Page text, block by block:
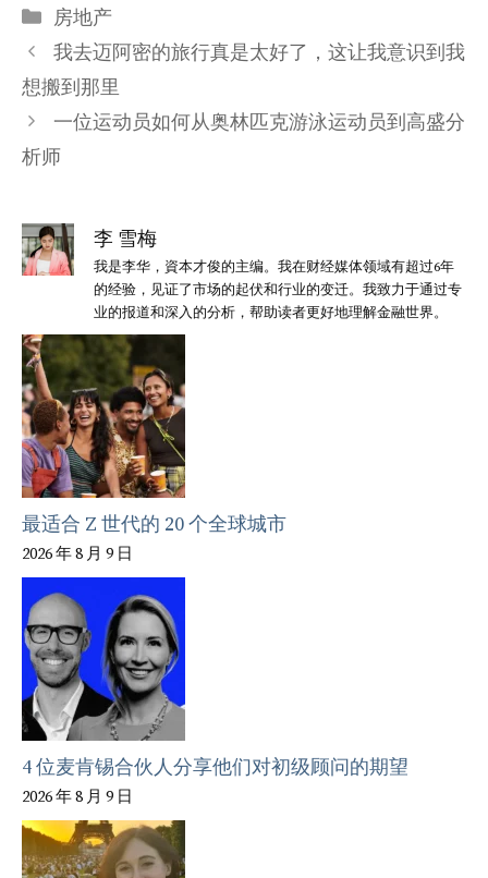
分
类
房地产
我去迈阿密的旅行真是太好了，这让我意识到我
想搬到那里
一位运动员如何从奥林匹克游泳运动员到高盛分
析师
李 雪梅
我是李华，資本才俊的主编。我在财经媒体领域有超过6年
的经验，见证了市场的起伏和行业的变迁。我致力于通过专
业的报道和深入的分析，帮助读者更好地理解金融世界。
最适合 Z 世代的 20 个全球城市
2026 年 8 月 9 日
4 位麦肯锡合伙人分享他们对初级顾问的期望
2026 年 8 月 9 日